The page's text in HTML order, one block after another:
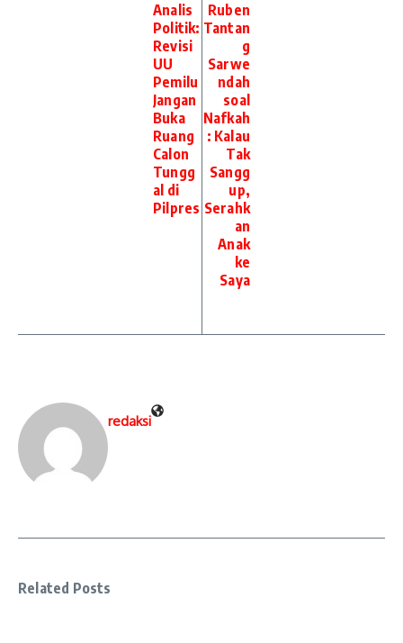
Analis
Politik:
Revisi
UU
Pemilu
Jangan
Buka
Ruang
Calon
Tungg
al di
Pilpres
Ruben
Tantan
g
Sarwe
ndah
soal
Nafkah
: Kalau
Tak
Sangg
up,
Serahk
an
Anak
ke
Saya
redaksi
Related Posts